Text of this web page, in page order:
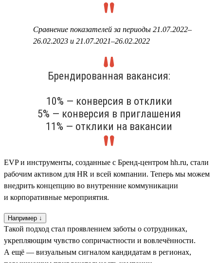
Сравнение показателей за периоды 21.07.2022–
26.02.2023 и 21.07.2021–26.02.2022
Брендированная вакансия:
10% — конверсия в отклики
5% — конверсия в приглашения
11% — отклики на вакансии
EVP и инструменты, созданные с Бренд-центром hh.ru, стали
рабочим активом для HR и всей компании. Теперь мы можем
внедрить концепцию во внутренние коммуникации
и корпоративные мероприятия.
Например ↓
Такой подход стал проявлением заботы о сотрудниках,
укрепляющим чувство сопричастности и вовлечённости.
А ещё — визуальным сигналом кандидатам в регионах,